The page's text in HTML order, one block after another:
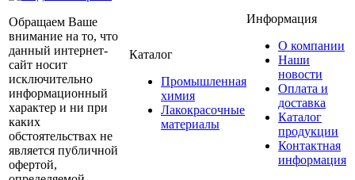
Обращаем Ваше
внимание на то, что
данный интернет-
сайт носит
исключительно
информационный
характер и ни при
каких
обстоятельствах не
является публичной
офертой,
Каталог
Промышленная
химия
Лакокрасочные
материалы
Информация
О компании
Наши
новости
Оплата и
доставка
Каталог
продукции
Контактная
информация